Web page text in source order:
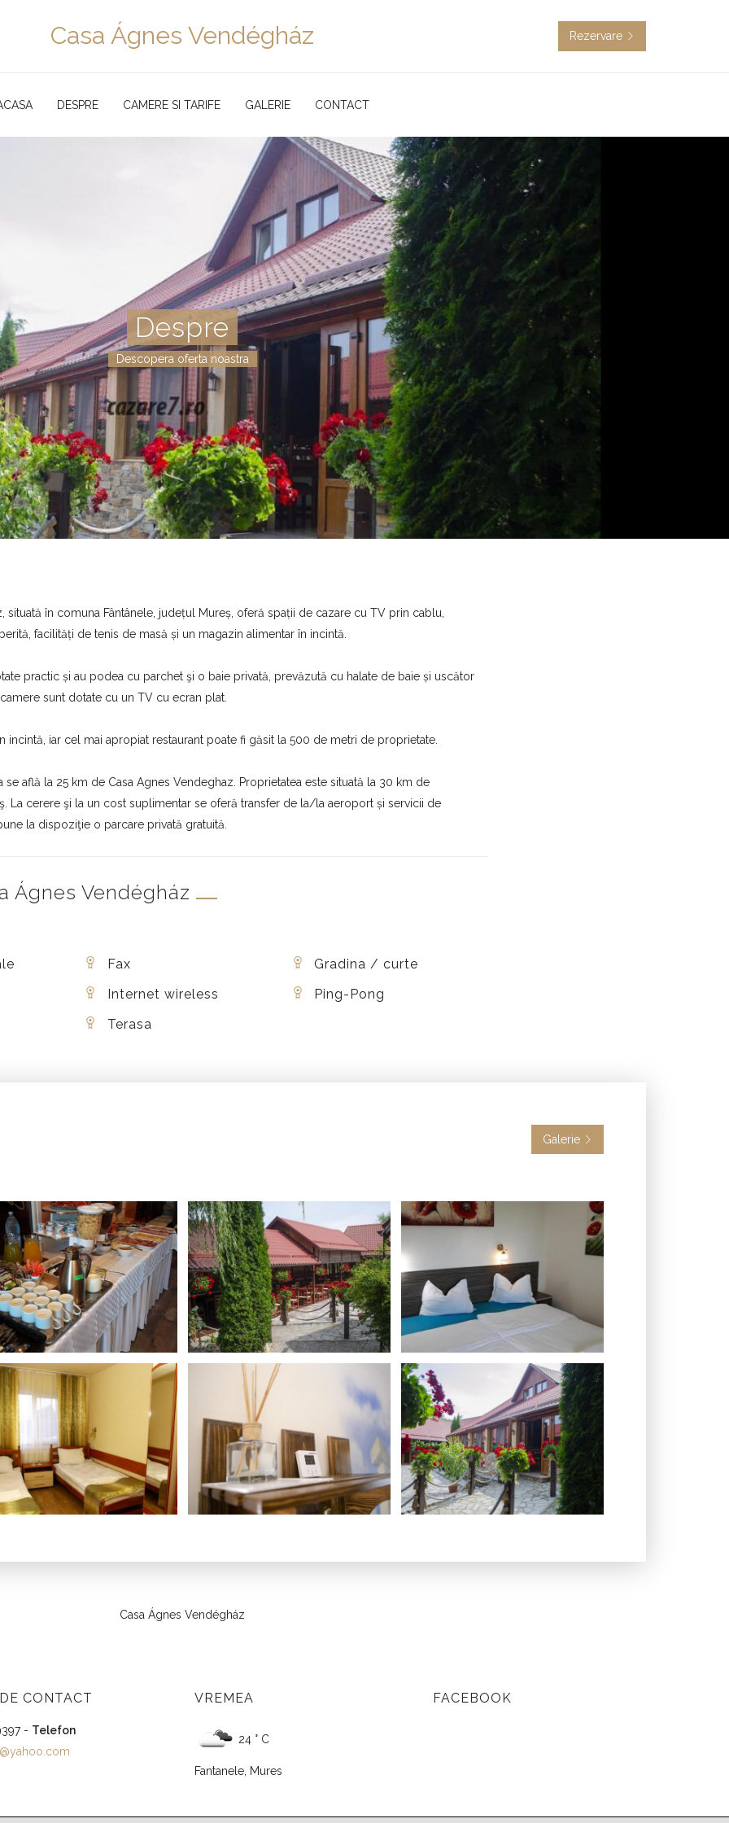
Casa Ágnes Vendégház Rezervare
DESPRE CAMERE SI TARIFE GALERIE CONTACT
Despre
Descopera oferta noastra
situată în comuna Fântânele, județul Mureș, oferă spații de cazare cu TV prin cablu,
facilități de tenis de masă și un magazin alimentar în incintă.
practic și au podea cu parchet şi o baie privată, prevăzută cu halate de baie și uscător
sunt dotate cu un TV cu ecran plat.
incintă, iar cel mai apropiat restaurant poate fi găsit la 500 de metri de proprietate.
se află la 25 km de Casa Agnes Vendeghaz. Proprietatea este situată la 30 km de
La cerere şi la un cost suplimentar se oferă transfer de la/la aeroport și servicii de
la dispoziţie o parcare privată gratuită.
Ágnes Vendégház
Fax
Gradina / curte
Internet wireless
Ping-Pong
Terasa
Galerie
Casa Ágnes Vendégház
CONTACT
- Telefon
VREMEA
24 ° C
Fantanele, Mures
FACEBOOK